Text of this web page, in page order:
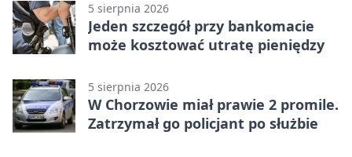
5 sierpnia 2026
Jeden szczegół przy bankomacie
może kosztować utratę pieniędzy
5 sierpnia 2026
W Chorzowie miał prawie 2 promile.
Zatrzymał go policjant po służbie